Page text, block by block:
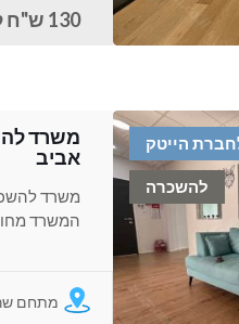
130 ש"ח למ"ר
הייטק
להשכרה
אביב
המשרד
מתחם